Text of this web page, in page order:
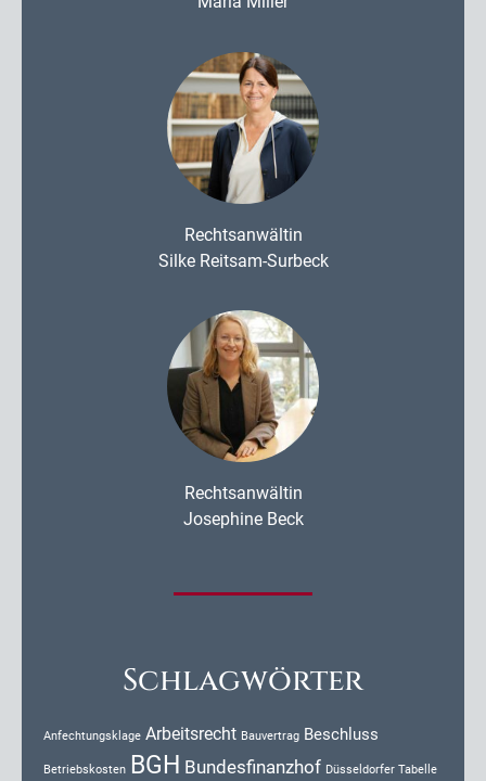
Rechtsanwältin
Silke Reitsam-Surbeck
Rechtsanwältin
Josephine Beck
Schlagwörter
Anfechtungsklage Arbeitsrecht Bauvertrag Beschluss
Betriebskosten BGH Bundesfinanzhof Düsseldorfer Tabelle